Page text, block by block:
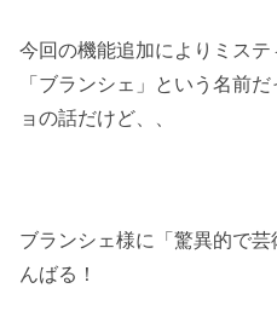
今回の機能追加によりミス
「ブランシェ」という名前
ョの話だけど、、
ブランシェ様に「驚異的で
んばる！